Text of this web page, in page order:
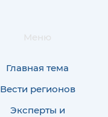
Меню
Главная тема
Вести регионов
Эксперты и